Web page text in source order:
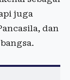
juga
dan